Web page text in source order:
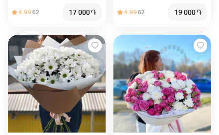
4.9962 17 000֏ 4.9962 19 000֏